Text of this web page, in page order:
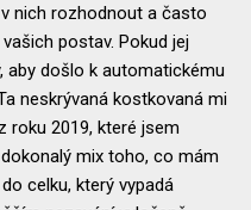
nich rozhodnout a často
postav. Pokud jej
aby došlo k automatickému
neskrývaná kostkovaná mi
z roku 2019, které jsem
mix toho, co mám
celku, který vypadá